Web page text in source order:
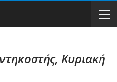
Κυριακή